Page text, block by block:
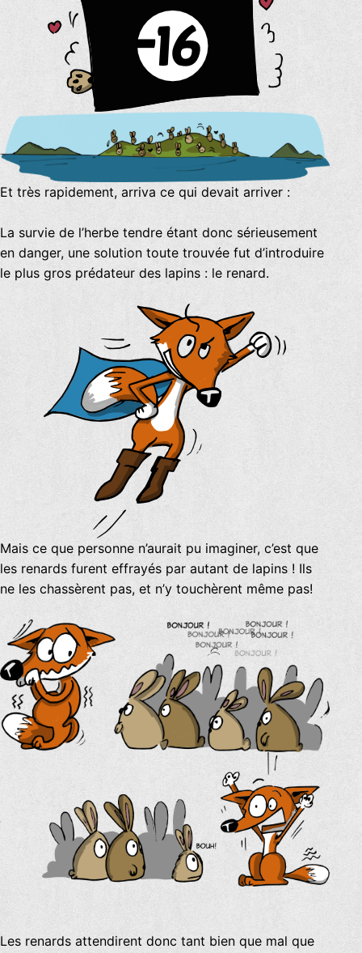
Et très rapidement, arriva ce qui devait arriver :
La survie de l’herbe tendre étant donc sérieusement
en danger, une solution toute trouvée fut d’introduire
le plus gros prédateur des lapins : le renard.
Mais ce que personne n’aurait pu imaginer, c’est que
les renards furent effrayés par autant de lapins ! Ils
ne les chassèrent pas, et n’y touchèrent même pas!
Les renards attendirent donc tant bien que mal que